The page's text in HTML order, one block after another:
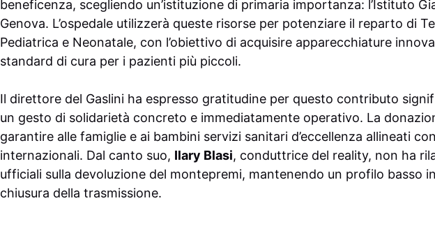
beneficenza, scegliendo un’istituzione di primaria importanza: l’Istituto
Genova. L’ospedale utilizzerà queste risorse per potenziare il reparto di
Pediatrica e Neonatale, con l’obiettivo di acquisire apparecchiature
standard di cura per i pazienti più piccoli.
Il direttore del Gaslini ha espresso gratitudine per questo contributo
un gesto di solidarietà concreto e immediatamente operativo. La
garantire alle famiglie e ai bambini servizi sanitari d’eccellenza allineati
internazionali. Dal canto suo, Ilary Blasi, conduttrice del reality, non ha
ufficiali sulla devoluzione del montepremi, mantenendo un profilo basso
chiusura della trasmissione.